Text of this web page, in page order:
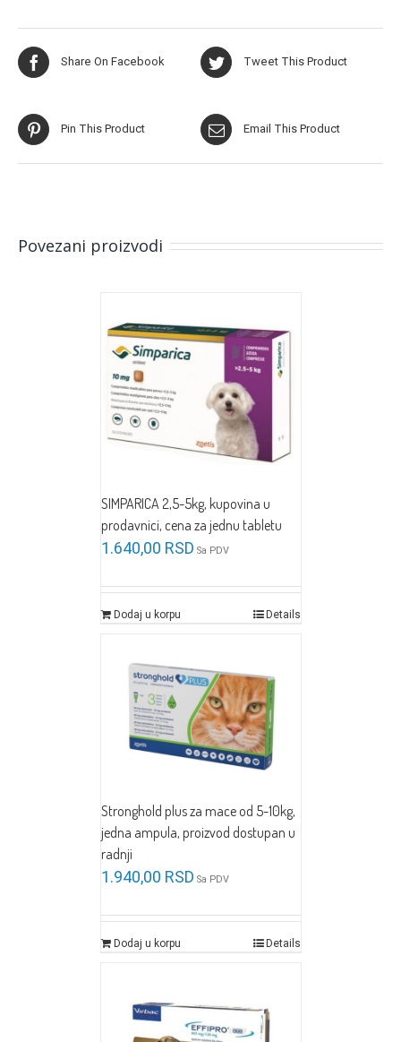
Share On Facebook Tweet This Product
Pin This Product Email This Product
Povezani proizvodi
SIMPARICA 2,5-5kg, kupovina u
prodavnici, cena za jednu tabletu
1.640,00 RSD Sa PDV
Dodaj u korpu Details
Stronghold plus za mace od 5-10kg,
jedna ampula, proizvod dostupan u
radnji
1.940,00 RSD Sa PDV
Dodaj u korpu Details